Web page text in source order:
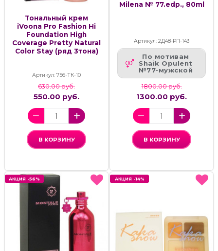
Тональный крем
iVoona Pro Fashion Hi
Foundation High
Coverage Pretty Natural
Color Stay (ряд 3тона)
Артикул: 756-ТК-10
630.00 руб.
550.00 руб.
В КОРЗИНУ
Milena № 77.edp., 80ml
Артикул: 2Д48-РП-143
По мотивам
Shaik Opulent
№77-мужской
1800.00 руб.
1300.00 руб.
В КОРЗИНУ
АКЦИЯ -56%
АКЦИЯ -56% АКЦИЯ -14%
АКЦИЯ -14%